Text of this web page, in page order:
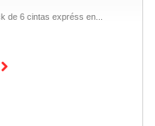
de 6 cintas expréss en...